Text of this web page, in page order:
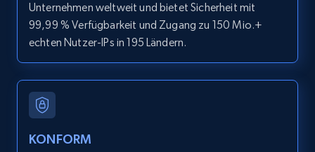
LinkedIn posts - Discover user's articles by
URL
URL, ID, User id, Use url, Title, Headline, Post
text, Date posted, and more.
Unternehmen weltweit und bietet Sicherheit mit
99,99 % Verfügbarkeit und Zugang zu 150 Mio.+
echten Nutzer-IPs in 195 Ländern.
KONFORM